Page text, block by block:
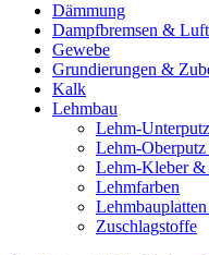
Dämmung
Dampfbremsen &
Gewebe
Grundierungen &
Kalk
Lehmbau
Lehm-Unterputz
Lehm-
Lehm-Kleber &
Lehmfarben
Zuschlagstoffe